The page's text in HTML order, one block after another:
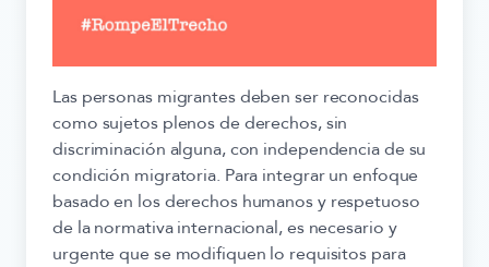
Las personas migrantes deben ser reconocidas
como sujetos plenos de derechos, sin
discriminación alguna, con independencia de su
condición migratoria. Para integrar un enfoque
basado en los derechos humanos y respetuoso
de la normativa internacional, es necesario y
urgente que se modifiquen lo requisitos para